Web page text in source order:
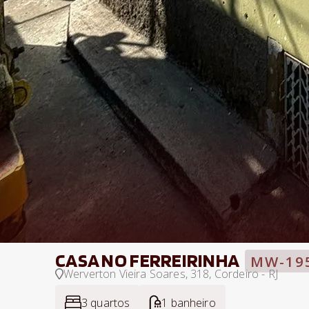
CASA NO FERREIRINHA MW-
Werverton Vieira Soares, 318, Cordeiro - RJ
3 quartos 1 banheiro